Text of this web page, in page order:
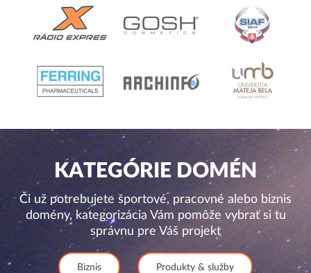
KATEGÓRIE DOMÉN
Či už potrebujete športové, pracovné alebo biznis
domény, kategorizácia Vám pomôže vybrať si tu
správnu pre Váš projekt
Biznis Produkty & služby